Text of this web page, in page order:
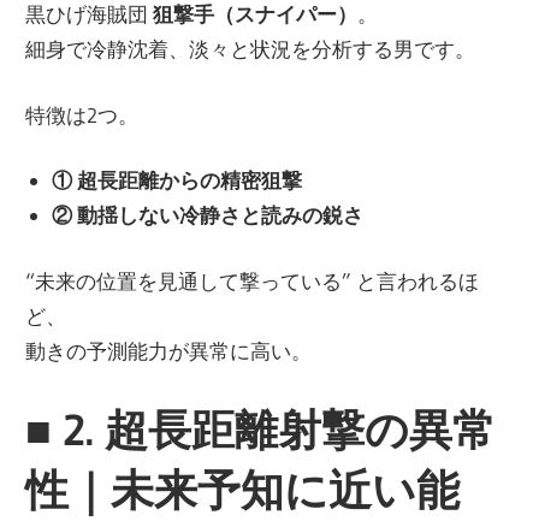
黒ひげ海賊団狙撃手（スナイパー） 。
細身で冷静沈着、淡々と状況を分析する男です。
特徴は2つ。
① 超長距離からの精密狙撃
② 動揺しない冷静さと読みの鋭さ
“未来の位置を見通して撃っている” と言われるほ
ど、
動きの予測能力が異常に高い。
■ 2. 超長距離射撃の異常
性｜未来予知に近い能